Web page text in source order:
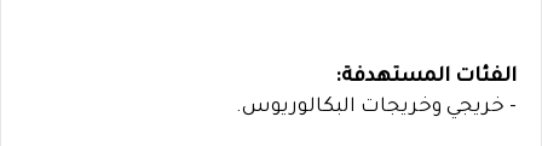
الفئات المستهدفة:
- خريجي وخريجات البكالوريوس.